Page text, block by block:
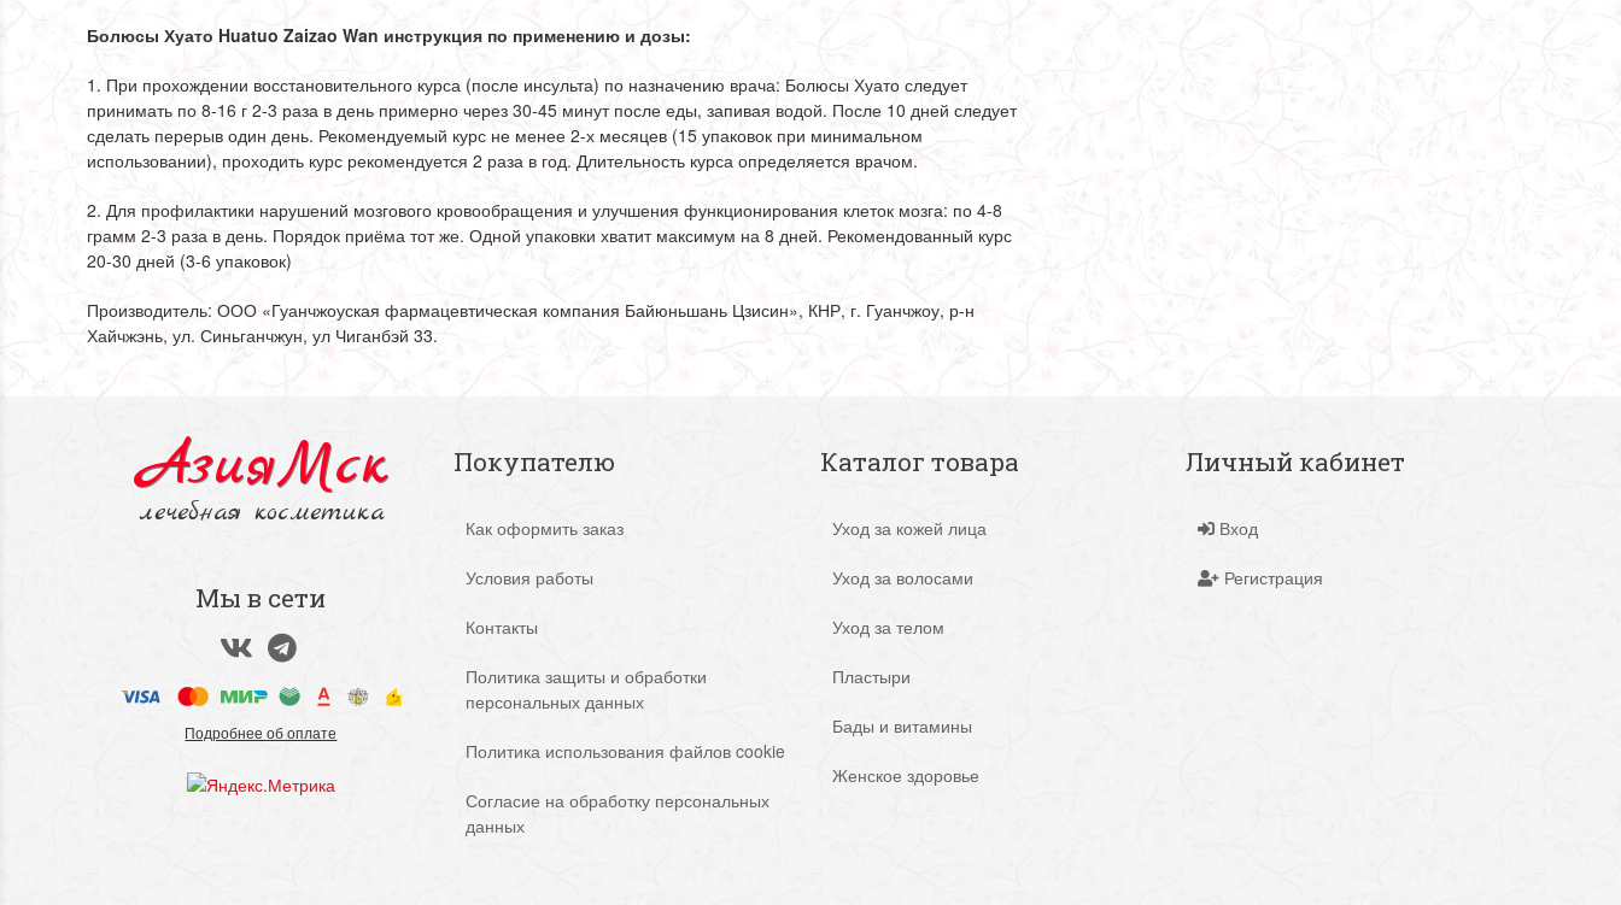
Болюсы Хуато Huatuo Zaizao Wan инструкция по применению и дозы:
1. При прохождении восстановительного курса (после инсульта) по назначению врача: Болюсы Хуато следует
принимать по 8-16 г 2-3 раза в день примерно через 30-45 минут после еды, запивая водой. После 10 дней следует
сделать перерыв один день. Рекомендуемый курс не менее 2-х месяцев (15 упаковок при минимальном
использовании), проходить курс рекомендуется 2 раза в год. Длительность курса определяется врачом.
2. Для профилактики нарушений мозгового кровообращения и улучшения функционирования клеток мозга: по 4-8
грамм 2-3 раза в день. Порядок приёма тот же. Одной упаковки хватит максимум на 8 дней. Рекомендованный курс
20-30 дней (3-6 упаковок)
Производитель: ООО «Гуанчжоуская фармацевтическая компания Байюньшань Цзисин», КНР, г. Гуанчжоу, р-н
Хайчжэнь, ул. Синьганчжун, ул Чиганбэй 33.
АзияМск
лечебная косметика
Мы в сети
Подробнее об оплате
Покупателю
Как оформить заказ
Условия работы
Контакты
Политика защиты и обработки
персональных данных
Политика использования файлов cookie
Согласие на обработку персональных
данных
Каталог товара
Уход за кожей лица
Уход за волосами
Уход за телом
Пластыри
Бады и витамины
Женское здоровье
Личный кабинет
Вход
Регистрация